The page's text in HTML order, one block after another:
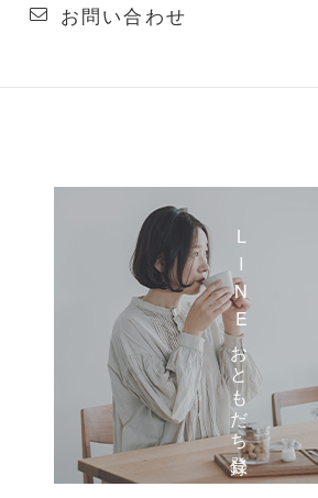
お問い合わせ
LINEおともだち登録